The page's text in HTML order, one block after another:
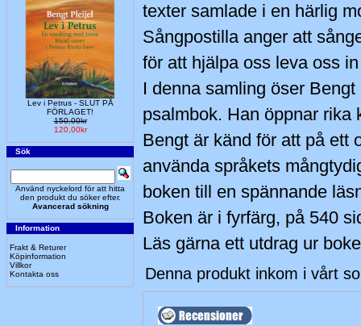
Lev i Petrus - SLUT PÅ
FÖRLAGET!
150,00kr
120,00kr
Sök
Använd nyckelord för att hitta
den produkt du söker efter.
Avancerad sökning
Information
Frakt & Returer
Köpinformation
Villkor
Kontakta oss
texter samlade i en härlig
Sångpostilla anger att
för att hjälpa oss leva oss
I denna samling öser
psalmbok. Han öppnar rika
Bengt är känd för att på ett
använda språkets
boken till en spännande
Boken är i fyrfärg, på 540
Läs gärna ett utdrag ur
Denna produkt inkom i vårt